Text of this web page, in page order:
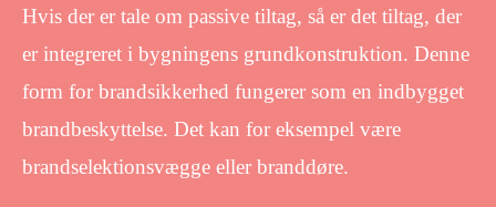
Hvis der er tale om passive tiltag, så er det tiltag, der
er integreret i bygningens grundkonstruktion. Denne
form for brandsikkerhed fungerer som en indbygget
brandbeskyttelse. Det kan for eksempel være
brandselektionsvægge eller branddøre.